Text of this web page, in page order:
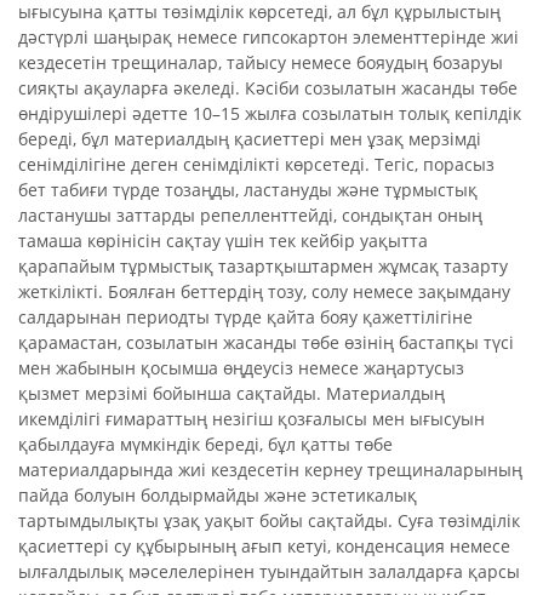
ығысуына қатты төзімділік көрсетеді, ал бұл құрылыстың
дәстүрлі шаңырақ немесе гипсокартон элементтерінде жиі
кездесетін трещиналар, тайысу немесе бояудың бозаруы
сияқты ақауларға әкеледі. Кәсіби созылатын жасанды төбе
өндірушілері әдетте 10–15 жылға созылатын толық кепілдік
береді, бұл материалдың қасиеттері мен ұзақ мерзімді
сенімділігіне деген сенімділікті көрсетеді. Тегіс, порасыз
бет табиғи түрде тозаңды, ластануды және тұрмыстық
ластанушы заттарды репелленттейді, сондықтан оның
тамаша көрінісін сақтау үшін тек кейбір уақытта
қарапайым тұрмыстық тазартқыштармен жұмсақ тазарту
жеткілікті. Боялған беттердің тозу, солу немесе зақымдану
салдарынан периодты түрде қайта бояу қажеттілігіне
қарамастан, созылатын жасанды төбе өзінің бастапқы түсі
мен жабынын қосымша өңдеусіз немесе жаңартусыз
қызмет мерзімі бойынша сақтайды. Материалдың
икемділігі ғимараттың незігіш қозғалысы мен ығысуын
қабылдауға мүмкіндік береді, бұл қатты төбе
материалдарында жиі кездесетін кернеу трещиналарының
пайда болуын болдырмайды және эстетикалық
тартымдылықты ұзақ уақыт бойы сақтайды. Суға төзімділік
қасиеттері су құбырының ағып кетуі, конденсация немесе
ылғалдылық мәселелерінен туындайтын залалдарға қарсы